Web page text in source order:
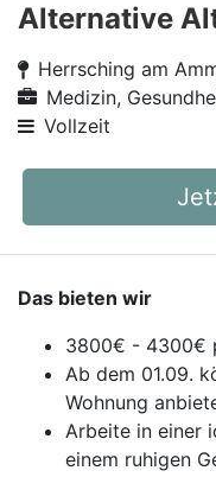
Alternative
Herrsching am
Medizin,
Vollzeit
Das bieten wir
3800€ - 4300€
Ab dem 01.09.
Wohnung
Arbeite in einer
einem ruhigen